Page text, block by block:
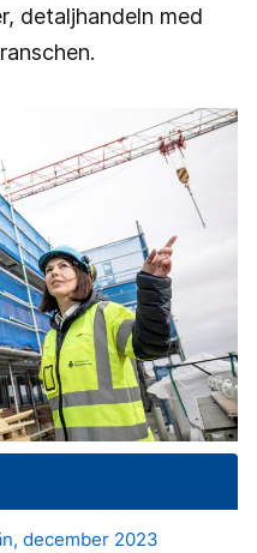
detaljhandeln med
december 2023